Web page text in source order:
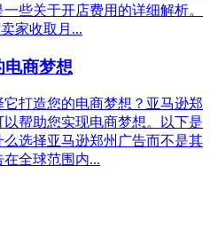
些关于开店费用的详细解析。
家收取月...
电商梦想
打造您的电商梦想？亚马逊郑
帮助您实现电商梦想。以下是
选择亚马逊郑州广告而不是其
全球范围内...